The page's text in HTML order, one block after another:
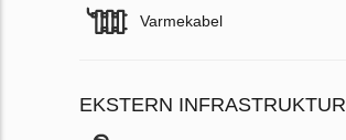
Varmekabel
EKSTERN INFRASTRUKTUR